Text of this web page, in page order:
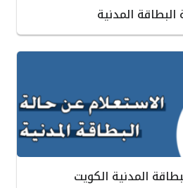
المدنية
المدنية الكويت